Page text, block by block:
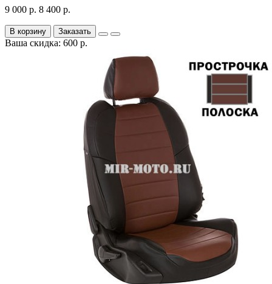
9 000 р. 8 400 р.
В корзину Заказать
Ваша скидка: 600 р.